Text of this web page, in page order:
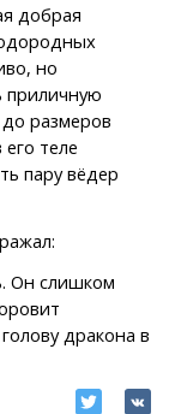
добрая
но
приличную
размеров
теле
пару вёдер
Он слишком
дракона в